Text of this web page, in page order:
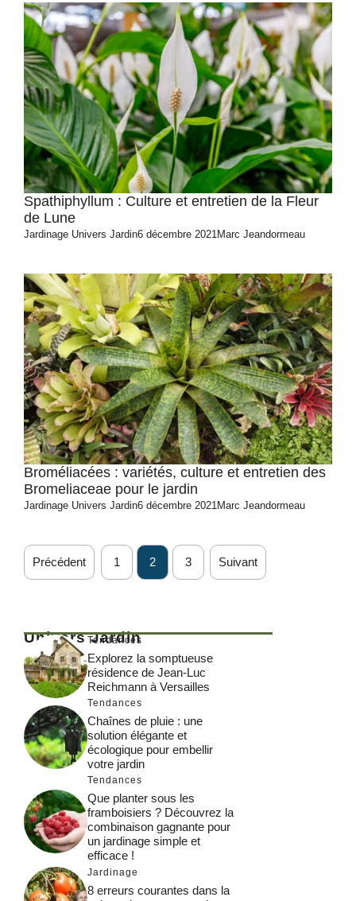
Spathiphyllum : Culture et entretien de la Fleur
de Lune
Jardinage Univers Jardin6 décembre 2021Marc Jeandormeau
Broméliacées : variétés, culture et entretien des
Bromeliaceae pour le jardin
Jardinage Univers Jardin6 décembre 2021Marc Jeandormeau
Précédent 1 2 3 Suivant
Univers Jardin
Tendances
Explorez la somptueuse
résidence de Jean-Luc
Reichmann à Versailles
Tendances
Chaînes de pluie : une
solution élégante et
écologique pour embellir
votre jardin
Tendances
Que planter sous les
framboisiers ? Découvrez la
combinaison gagnante pour
un jardinage simple et
efficace !
Jardinage
8 erreurs courantes dans la